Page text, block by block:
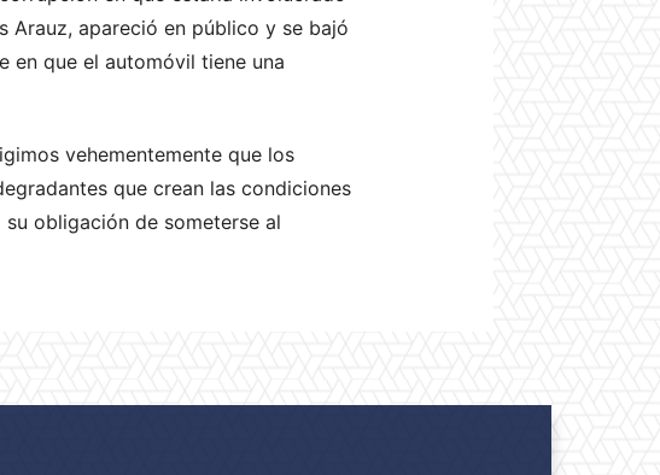
Arauz, apareció en público y se bajó
en que el automóvil tiene una
vehementemente que los
que crean las condiciones
obligación de someterse al